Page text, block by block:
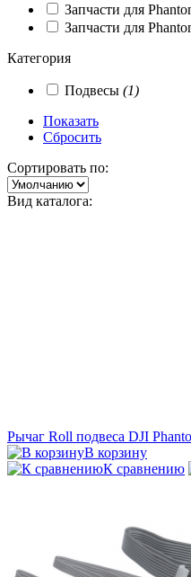
Запчасти для
Запчасти для
Категория
Подвесы (1)
Показать
Сбросить
Сортировать по:
Вид каталога:
Рычаг Roll подвеса DJI
В корзину
К сравнению